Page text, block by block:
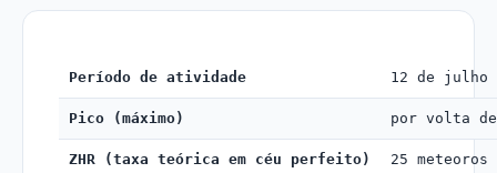
Período de atividade 12 de julho
Pico (máximo) por volta
ZHR (taxa teórica em céu perfeito) 25